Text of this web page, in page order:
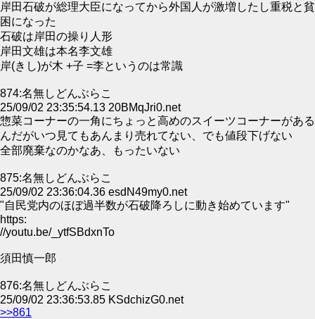
岸田石破が総理大臣になってから外国人が激増したし重税と貧
困になった
石破は岸田の操り人形
岸田文雄は本名李文雄
岸(きし)が木 +子 =李というのは常識
874:名無しどんぶらこ
25/09/02 23:35:54.13 20BMqJri0.net
惣菜コーナーの一角にちょっと高めのスイーツコーナーがある
んだがいつ見てもあんまり売れてない、でも値段下げない
全部廃棄なのかなあ、もったいない
875:名無しどんぶらこ
25/09/02 23:36:04.36 esdN49my0.net
"自民党内のほぼ過半数が石破降ろしに動き始めています"
https:
//youtu.be/_ytfSBdxnTo
須田慎一郎
876:名無しどんぶらこ
25/09/02 23:36:53.85 KSdchizG0.net
>>861